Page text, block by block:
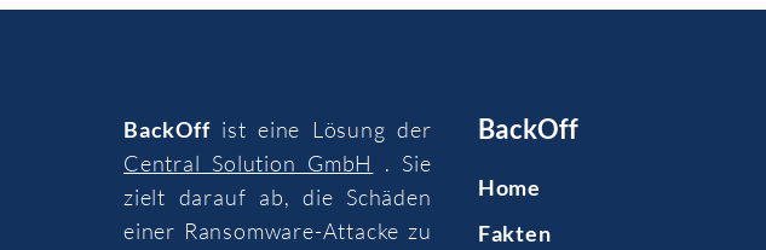
BackOffist eine Lösung der
Central Solution GmbH
. Sie
zielt darauf ab, die Schäden
einer Ransomware-Attacke zu
BackOff
Home
Fakten